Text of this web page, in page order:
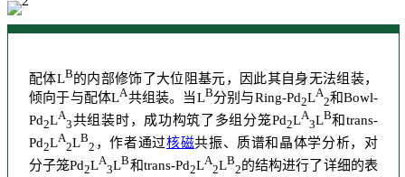
配体LB的内部修饰了大位阻基元，因此其自身无法组装，
倾向于与配体LA共组装。当LB分别与Ring-Pd2LA
2和Bowl-
Pd2LA
3共组装时，成功构筑了多组分笼Pd2LA
3LB和trans-
Pd2LA
2LB
2 ，作者通过核磁共振、质谱和 晶体学分析，对
分子笼Pd2LA
3LB和trans-Pd2LA
2LB
2的结构进行了详细的表